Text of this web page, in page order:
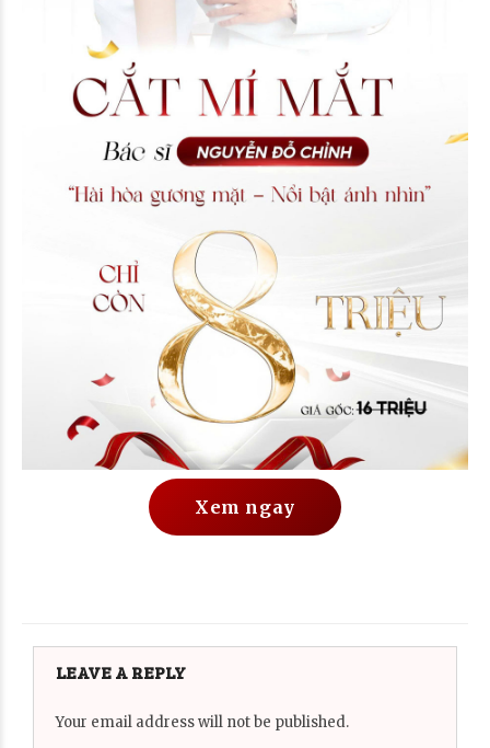
Xem ngay
LEAVE A REPLY
Your email address will not be published.